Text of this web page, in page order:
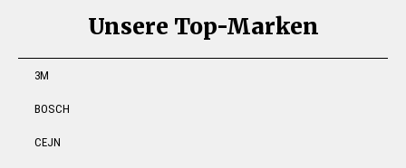
Unsere Top-Marken
3M
BOSCH
CEJN